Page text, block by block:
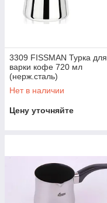
3309 FISSMAN Турка для
варки кофе 720 мл
(нерж.сталь)
Нет в наличии
Цену уточняйте